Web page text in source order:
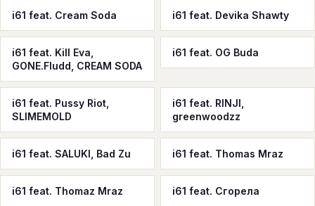
i61 feat. Cream Soda i61 feat. Devika Shawty
i61 feat. Kill Eva,
GONE.Fludd, CREAM SODA
i61 feat. OG Buda
i61 feat. Pussy Riot,
SLIMEMOLD
i61 feat. RINJI,
greenwoodzz
i61 feat. SALUKI, Bad Zu i61 feat. Thomas Mraz
i61 feat. Thomaz Mraz i61 feat. Сгорела